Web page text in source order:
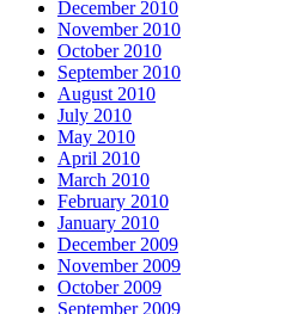
December 2010
November 2010
October 2010
September 2010
August 2010
July 2010
May 2010
April 2010
March 2010
February 2010
January 2010
December 2009
November 2009
October 2009
September 2009